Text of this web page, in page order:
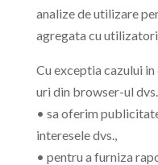
analize de utilizare
agregata cu
Cu exceptia cazului
uri din browser-ul
• sa oferim
interesele dvs.,
• pentru a furniza